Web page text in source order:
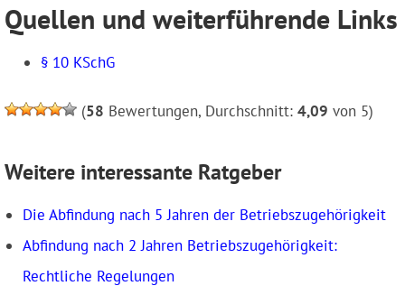
Quellen und weiterführende Links
§ 10 KSchG
(58 Bewertungen, Durchschnitt: 4,09 von 5)
Weitere interessante Ratgeber
Die Abfindung nach 5 Jahren der Betriebszugehörigkeit
Abfindung nach 2 Jahren Betriebszugehörigkeit:
Rechtliche Regelungen